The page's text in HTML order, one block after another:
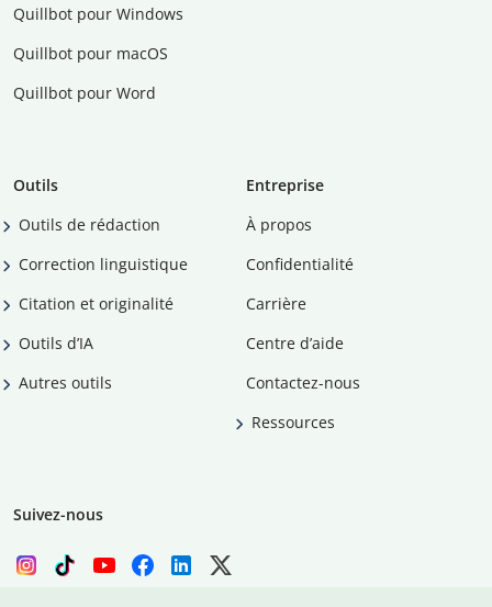
Quillbot pour Windows
Quillbot pour macOS
Quillbot pour Word
Outils
Outils de rédaction
Correction linguistique
Citation et originalité
Outils d’IA
Autres outils
Entreprise
À propos
Confidentialité
Carrière
Centre d’aide
Contactez-nous
Ressources
Suivez-nous